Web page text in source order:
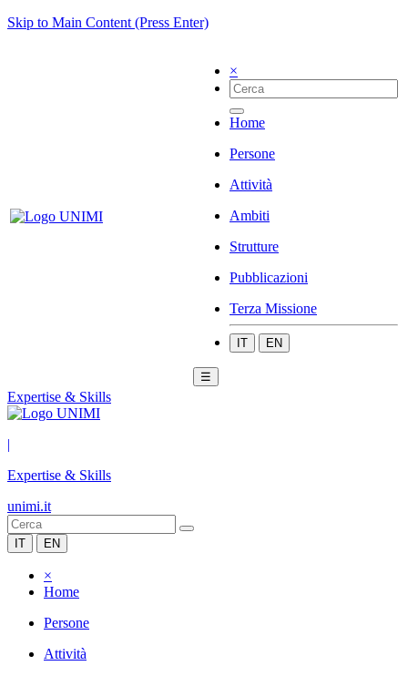
Skip to Main Content (Press Enter)
×
Home
Persone
Attività
Ambiti
Strutture
Pubblicazioni
Terza Missione
IT EN
☰
Expertise & Skills
|
Expertise & Skills
unimi.it
IT EN
×
Home
Persone
Attività